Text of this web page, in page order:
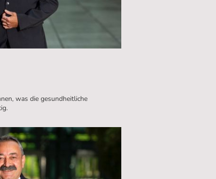
was die gesundheitliche